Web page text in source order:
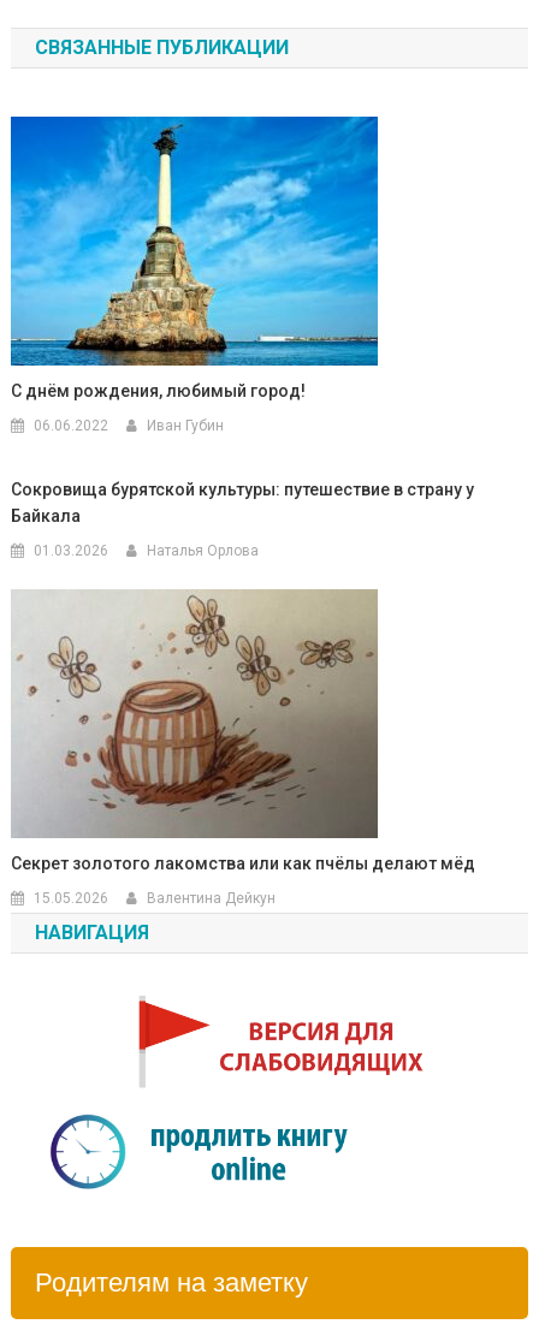
по
записям
СВЯЗАННЫЕ ПУБЛИКАЦИИ
С днём рождения, любимый город!
06.06.2022 Иван Губин
Сокровища бурятской культуры: путешествие в страну у
Байкала
01.03.2026 Наталья Орлова
Секрет золотого лакомства или как пчёлы делают мёд
15.05.2026 Валентина Дейкун
НАВИГАЦИЯ
Родителям на заметку